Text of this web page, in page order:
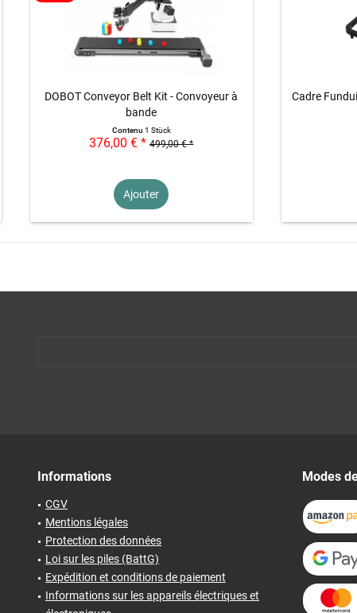
DOBOT Conveyor Belt Kit - Convoyeur à
bande
Contenu 1 Stück
376,00 € * 499,00 € *
Ajouter
Cadre
Informations
CGV
Mentions légales
Protection des données
Loi sur les piles (BattG)
Expédition et conditions de paiement
Informations sur les appareils électriques et
Modes